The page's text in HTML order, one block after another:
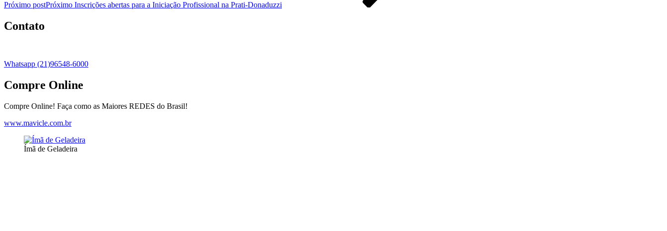
Próximo postPróximo Inscrições abertas para a Iniciação Profissional na Prati-Donaduzzi
Contato
Whatsapp (21)96548-6000
Compre Online
Compre Online! Faça como as Maiores REDES do Brasil!
www.mavicle.com.br
Ímã de Geladeira